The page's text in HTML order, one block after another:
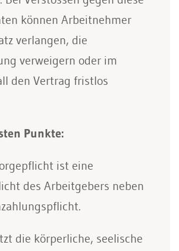
können Arbeitnehmer
verlangen, die
verweigern oder im
den Vertrag fristlos
Punkte:
ist eine
des Arbeitgebers neben
die körperliche, seelische